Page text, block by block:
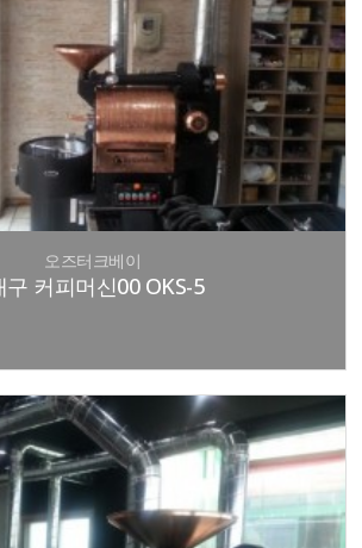
오즈터크베이
구 커피머신00 OKS-5